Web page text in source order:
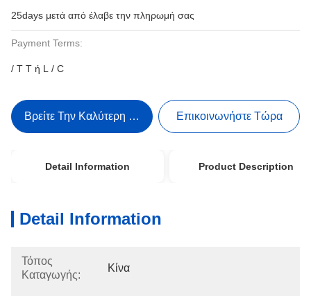
25days μετά από έλαβε την πληρωμή σας
Payment Terms:
/ T T ή L / C
Βρείτε Την Καλύτερη Τιμή Επικοινωνήστε Τώρα
Detail Information Product Description
Detail Information
Τόπος
Καταγωγής:
Κίνα